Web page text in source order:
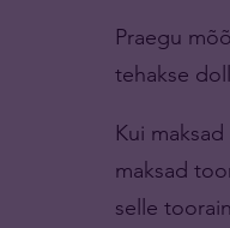
Praegu
tehakse
Kui
maksad
selle